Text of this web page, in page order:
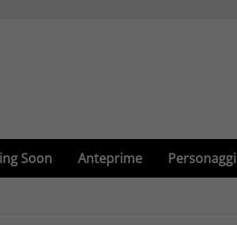
Soon Anteprime Personaggi